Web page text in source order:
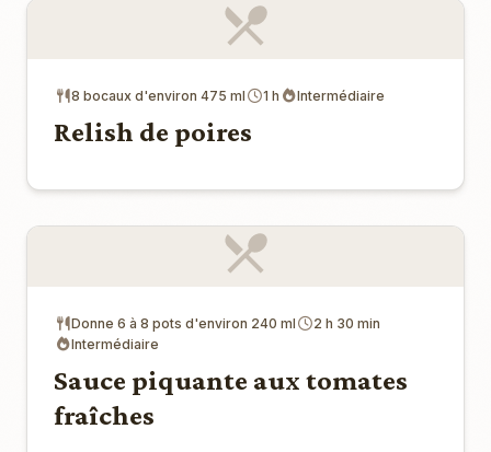
8 bocaux d'environ 475 ml 1 h Intermédiaire
Relish de poires
Donne 6 à 8 pots d'environ 240 ml
2 h 30 min
Intermédiaire
Sauce piquante aux tomates
fraîches